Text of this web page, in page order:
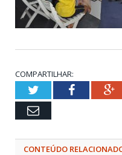
COMPARTILHAR:
TwitterFacebook
Email
CONTEÚDO